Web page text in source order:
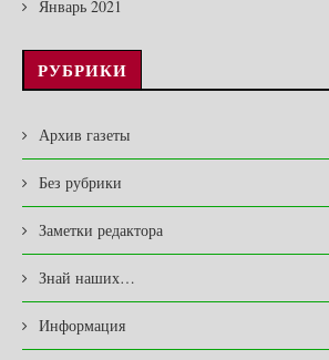
Январь 2021
РУБРИКИ
Архив газеты
Без рубрики
Заметки редактора
Знай наших…
Информация